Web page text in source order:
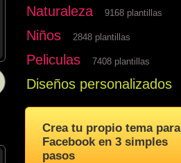
Naturaleza 9168 plantillas
Niños 2848 plantillas
Peliculas 7408 plantillas
Diseños personalizados
Crea tu propio tema para
Facebook en 3 simples
pasos